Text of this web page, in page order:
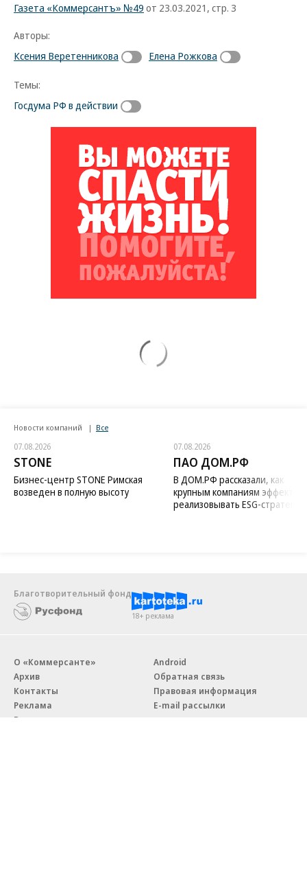
Газета «Коммерсантъ» №49 от 23.03.2021, стр. 3
Авторы:
Ксения Веретенникова
Елена Рожкова
Темы:
Госдума РФ в действии
Новости компаний Все
07.08.2026
STONE
Бизнес-центр STONE Римская
возведен в полную высоту
07.08.2026
ПАО ДОМ.РФ
В ДОМ.РФ рассказали, как
крупным компаниям
реализовывать ESG-стратегию
Благотворительный фонд
18+ реклама
О «Коммерсанте»
Архив
Контакты
Реклама
Вакансии
Android
Обратная связь
Правовая информация
E-mail рассылки